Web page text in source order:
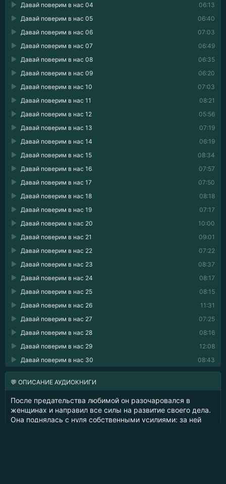
06:13
Давай поверим в нас 04
06:40
Давай поверим в нас 05
07:03
Давай поверим в нас 06
06:49
Давай поверим в нас 07
06:35
Давай поверим в нас 08
06:20
Давай поверим в нас 09
07:03
Давай поверим в нас 10
08:21
Давай поверим в нас 11
05:56
Давай поверим в нас 12
07:19
Давай поверим в нас 13
06:19
Давай поверим в нас 14
08:34
Давай поверим в нас 15
07:57
Давай поверим в нас 16
07:50
Давай поверим в нас 17
08:18
Давай поверим в нас 18
07:17
Давай поверим в нас 19
10:00
Давай поверим в нас 20
09:01
Давай поверим в нас 21
07:22
Давай поверим в нас 22
08:37
Давай поверим в нас 23
08:17
Давай поверим в нас 24
08:15
Давай поверим в нас 25
11:31
Давай поверим в нас 26
07:25
Давай поверим в нас 27
08:16
Давай поверим в нас 28
12:08
Давай поверим в нас 29
08:43
Давай поверим в нас 30
💬 ОПИСАНИЕ АУДИОКНИГИ
После предательства любимой он разочаровался в
женщинах и направил все силы на развитие своего дела.
Она поднялась с нуля собственными усилиями: за ней